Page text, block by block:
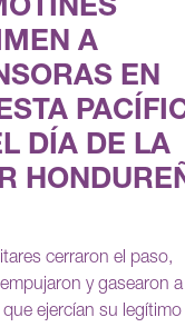
A
EN
DÍA DE LA
cerraron el paso,
y gasearon
ejercían su